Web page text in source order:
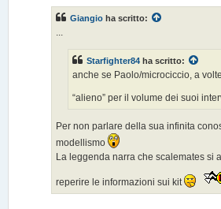
Giangio ha scritto:
Starfighter84 ha scritto:
anche se Paolo/microciccio, a
“alieno” per il volume dei suoi
Per non parlare della sua infinita
modellismo
La leggenda narra che scalemates si
reperire le informazioni sui kit